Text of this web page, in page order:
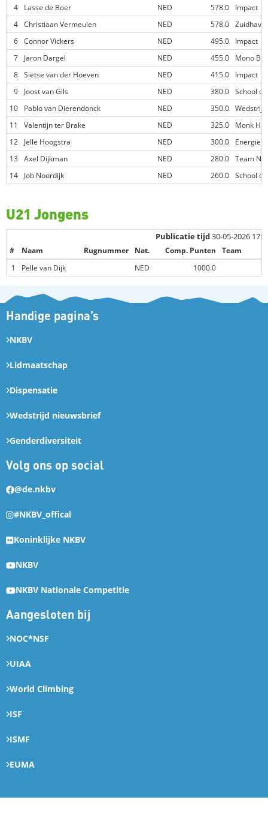
4
Lasse de Boer NED 578.0
Impact
4 Christiaan Vermeulen NED 578.0
6 Connor Vickers NED 495.0
Impact
7
Jaron Dargel NED 455.0
Mono
8 Sietse van der Hoeven NED 415.0
Impact
9
Joost van Gils NED 380.0 School of
10
Pablo van Dierendonck NED 350.0
11
Valentijn ter Brake NED 325.0
Monk
12
Jelle Hoogstra NED 300.0
13
Axel Dijkman NED 280.0 Team
14
Job Noordijk NED 260.0 School of
U21 Jongens
Publicatie tijd30-05-2026
# Naam Rugnummer Nat. Comp. Punten
Team
1
Pelle van Dijk NED 1000.0
Handige pagina’s
NKBV
Lidmaatschap
Dispensatie
Wedstrijd nieuwsbrief
Genderdiversiteit
Volg ons op social
@de.nkbv
#NKBV_offical
Koninklijke NKBV
NKBV
NKBV Nationale Competitie
Aangesloten bij
NOC*NSF
UIAA
World Climbing
ISF
ISMF
EUMA